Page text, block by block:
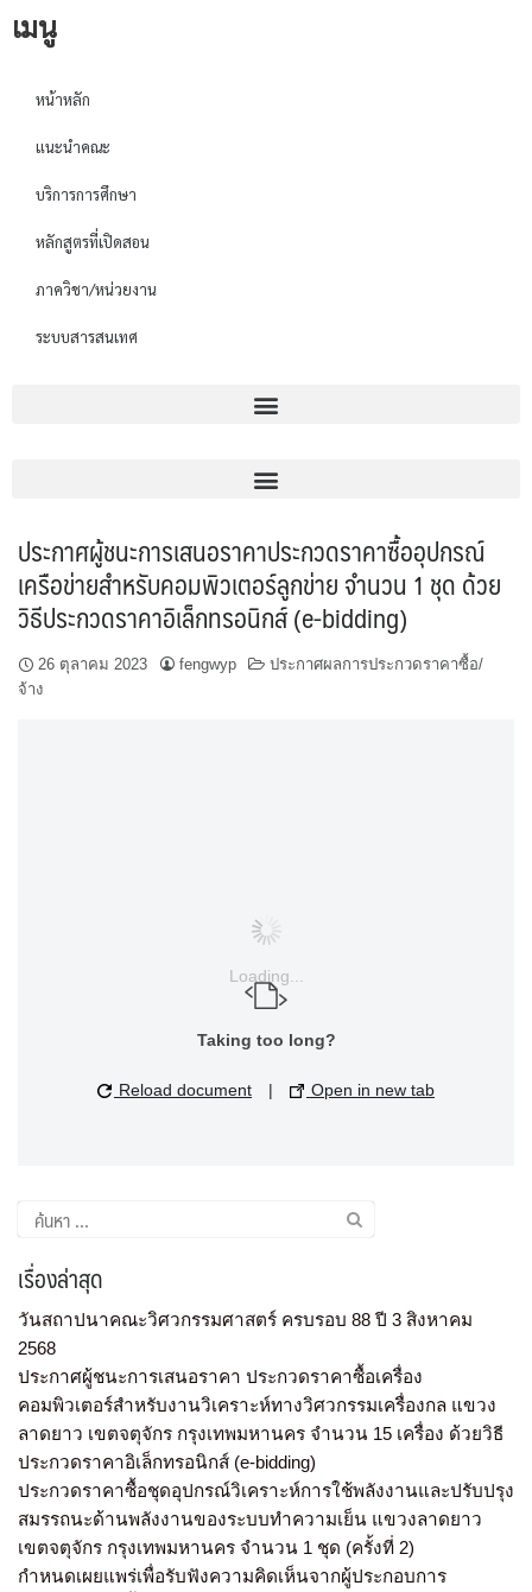
เมนู
หน้าหลัก
แนะนำคณะ
บริการการศึกษา
หลักสูตรที่เปิดสอน
ภาควิชา/หน่วยงาน
ระบบสารสนเทศ
ประกาศผู้ชนะการเสนอราคาประกวดราคาซื้ออุปกรณ์
เครือข่ายสำหรับคอมพิวเตอร์ลูกข่าย จำนวน 1 ชุด ด้วย
วิธีประกวดราคาอิเล็กทรอนิกส์ (e-bidding)
26 ตุลาคม 2023 fengwyp
ประกาศผลการประกวดราคาซื้อ/
จ้าง
Loading...
Taking too long?
Reload document | Open in new tab
เรื่องล่าสุด
วันสถาปนาคณะวิศวกรรมศาสตร์ ครบรอบ 88 ปี 3 สิงหาคม
2568
ประกาศผู้ชนะการเสนอราคา ประกวดราคาซื้อเครื่อง
คอมพิวเตอร์สำหรับงานวิเคราะห์ทางวิศวกรรมเครื่องกล แขวง
ลาดยาว เขตจตุจักร กรุงเทพมหานคร จำนวน 15 เครื่อง ด้วยวิธี
ประกวดราคาอิเล็กทรอนิกส์ (e-bidding)
ประกวดราคาซื้อชุดอุปกรณ์วิเคราะห์การใช้พลังงานและปรับปรุง
สมรรถนะด้านพลังงานของระบบทำความเย็น แขวงลาดยาว
เขตจตุจักร กรุงเทพมหานคร จำนวน 1 ชุด (ครั้งที่ 2)
กำหนดเผยแพร่เพื่อรับฟังความคิดเห็นจากผู้ประกอบการ